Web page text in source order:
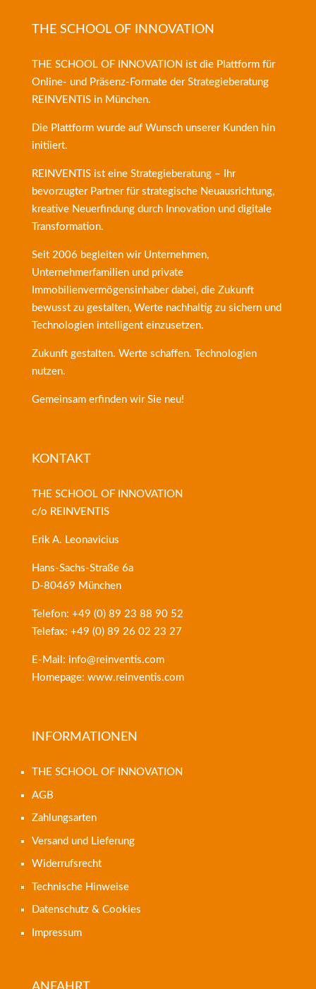
THE SCHOOL OF INNOVATION
THE SCHOOL OF INNOVATION ist die Plattform für
Online- und Präsenz-Formate der Strategieberatung
REINVENTISin München.
Die Plattform wurde auf Wunsch unserer Kunden hin
initiiert.
REINVENTIS ist eine Strategieberatung – Ihr
bevorzugter Partner für strategische Neuausrichtung,
kreative Neuerfindung durch Innovation und digitale
Transformation.
Seit 2006 begleiten wir Unternehmen,
Unternehmerfamilien und private
Immobilienvermögensinhaber dabei, die Zukunft
bewusst zu gestalten, Werte nachhaltig zu sichern und
Technologien intelligent einzusetzen.
Zukunft gestalten. Werte schaffen. Technologien
nutzen.
Gemeinsam erfinden wir Sie neu!
KONTAKT
THE SCHOOL OF INNOVATION
c/o REINVENTIS
Erik A. Leonavicius
Hans-Sachs-Straße 6a
D-80469 München
Telefon: +49 (0) 89 23 88 90 52
Telefax: +49 (0) 89 26 02 23 27
E-Mail: info@reinventis.com
Homepage: www.reinventis.com
INFORMATIONEN
THE SCHOOL OF INNOVATION
AGB
Zahlungsarten
Versand und Lieferung
Widerrufsrecht
Technische Hinweise
Datenschutz & Cookies
Impressum